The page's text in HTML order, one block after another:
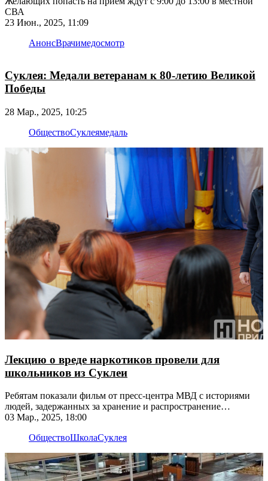
СВА
23 Июн., 2025, 11:09
АнонсВрачимедосмотр
Суклея: Медали ветеранам к 80-летию Великой
Победы
28 Мар., 2025, 10:25
ОбществоСуклеямедаль
Лекцию о вреде наркотиков провели для
школьников из Суклеи
Ребятам показали фильм от пресс-центра МВД с историями
людей, задержанных за хранение и распространение
наркотиков
03 Мар., 2025, 18:00
ОбществоШколаСуклея